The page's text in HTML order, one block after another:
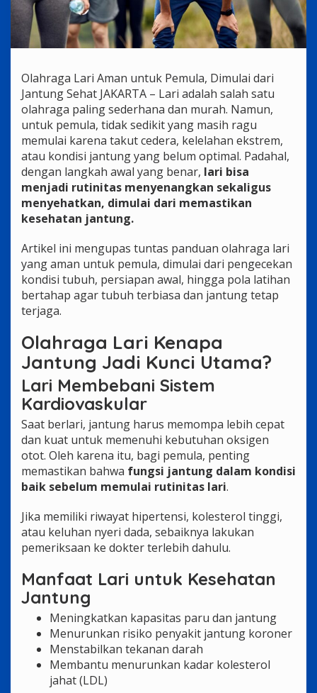
Olahraga Lari Aman untuk Pemula, Dimulai dari
Jantung Sehat JAKARTA – Lari adalah salah satu
olahraga paling sederhana dan murah. Namun,
untuk pemula, tidak sedikit yang masih ragu
memulai karena takut cedera, kelelahan ekstrem,
atau kondisi jantung yang belum optimal. Padahal,
dengan langkah awal yang benar, lari bisa
menjadi rutinitas menyenangkan sekaligus
menyehatkan, dimulai dari memastikan
kesehatan jantung.
Artikel ini mengupas tuntas panduan olahraga lari
yang aman untuk pemula, dimulai dari pengecekan
kondisi tubuh, persiapan awal, hingga pola latihan
bertahap agar tubuh terbiasa dan jantung tetap
terjaga.
Olahraga Lari Kenapa
Jantung Jadi Kunci Utama?
Lari Membebani Sistem
Kardiovaskular
Saat berlari, jantung harus memompa lebih cepat
dan kuat untuk memenuhi kebutuhan oksigen
otot. Oleh karena itu, bagi pemula, penting
memastikan bahwa fungsi jantung dalam kondisi
baik sebelum memulai rutinitas lari.
Jika memiliki riwayat hipertensi, kolesterol tinggi,
atau keluhan nyeri dada, sebaiknya lakukan
pemeriksaan ke dokter terlebih dahulu.
Manfaat Lari untuk Kesehatan
Jantung
Meningkatkan kapasitas paru dan jantung
Menurunkan risiko penyakit jantung koroner
Menstabilkan tekanan darah
Membantu menurunkan kadar kolesterol
jahat (LDL)